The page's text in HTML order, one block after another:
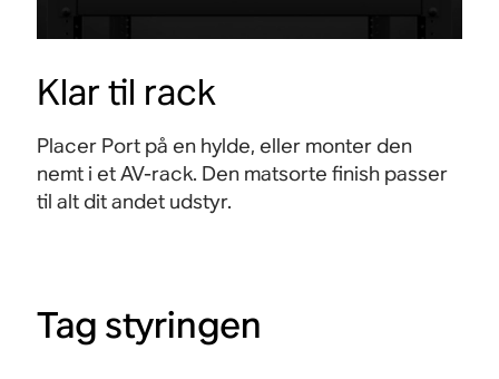
Klar til rack
Placer Port på en hylde, eller monter den
nemt i et AV-rack. Den matsorte finish passer
til alt dit andet udstyr.
Tag styringen